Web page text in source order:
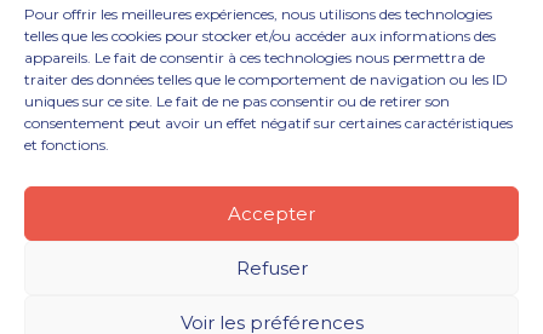
Pour offrir les meilleures expériences, nous utilisons des technologies
telles que les cookies pour stocker et/ou accéder aux informations des
appareils. Le fait de consentir à ces technologies nous permettra de
traiter des données telles que le comportement de navigation ou les ID
uniques sur ce site. Le fait de ne pas consentir ou de retirer son
consentement peut avoir un effet négatif sur certaines caractéristiques
et fonctions.
Accepter
Refuser
Voir les préférences
Principale
NOS OUTILS DIGITAUX
NOTRE CABINET
NOUS REJOINDRE
ACTUALITÉS CONTACT
MENTIONS LÉGALES